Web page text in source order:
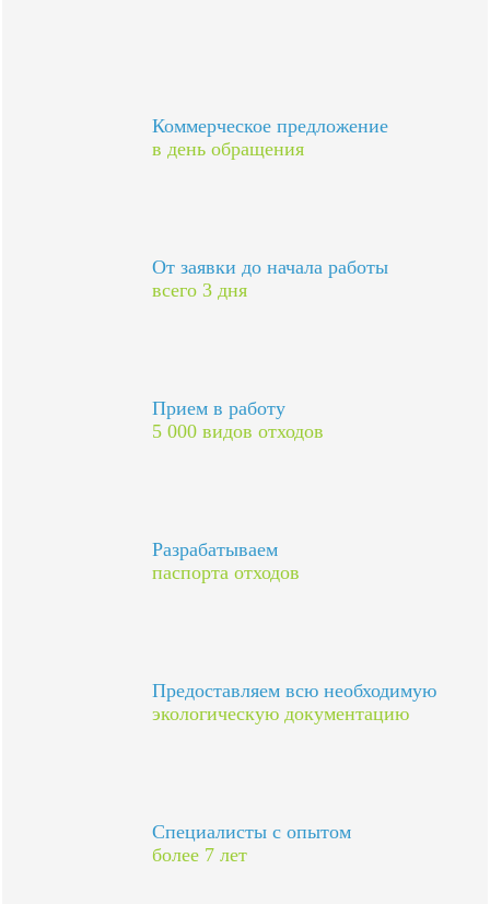
Коммерческое предложение
в день обращения
От заявки до начала работы
всего 3 дня
Прием в работу
5 000 видов отходов
Разрабатываем
паспорта отходов
Предоставляем всю необходимую
экологическую документацию
Специалисты с опытом
более 7 лет